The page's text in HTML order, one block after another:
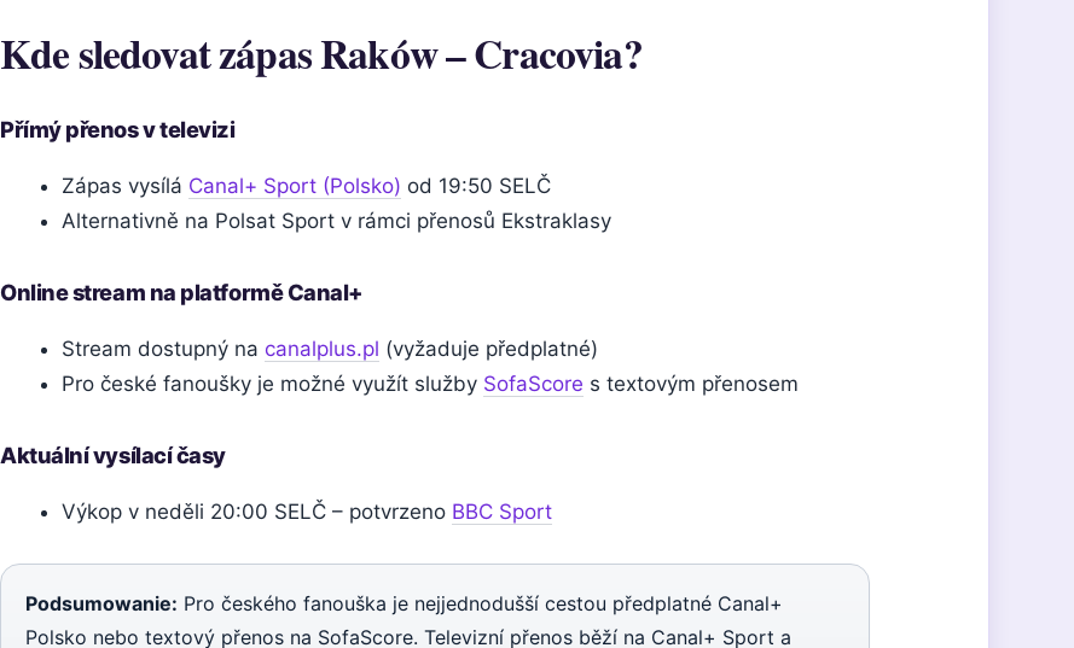
Kde sledovat zápas Raków – Cracovia?
Přímý přenos v televizi
Zápas vysílá Canal+ Sport (Polsko) od 19:50 SELČ
Alternativně na Polsat Sport v rámci přenosů Ekstraklasy
Online stream na platformě Canal+
Stream dostupný na canalplus.pl (vyžaduje předplatné)
Pro české fanoušky je možné využít služby SofaScore s textovým přenosem
Aktuální vysílací časy
Výkop v neděli 20:00 SELČ – potvrzeno BBC Sport
Podsumowanie: Pro českého fanouška je nejjednodušší cestou předplatné Canal+
Polsko nebo textový přenos na SofaScore. Televizní přenos běží na Canal+ Sport a